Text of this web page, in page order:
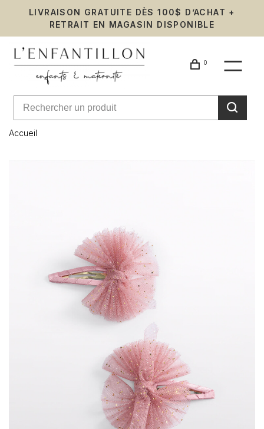
LIVRAISON GRATUITE DÈS 100$ D’ACHAT +
RETRAIT EN MAGASIN DISPONIBLE
0
Accueil